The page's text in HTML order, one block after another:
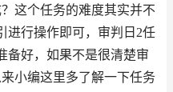
这个任务的难度其实并不
进行操作即可，审判日2任
备好，如果不是很清楚审
小编这里多了解一下任务